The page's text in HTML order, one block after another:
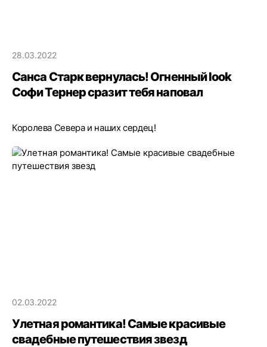
28.03.2022
Санса Старк вернулась! Огненный look
Софи Тернер сразит тебя наповал
Королева Севера и наших сердец!
02.03.2022
Улетная романтика! Самые красивые
свадебные путешествия звезд